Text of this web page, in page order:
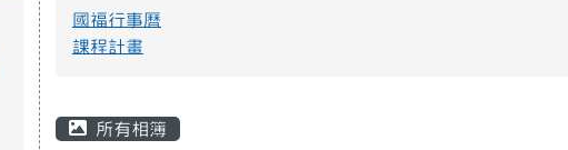
國福行事曆
課程計畫
主內容區域
所有相簿